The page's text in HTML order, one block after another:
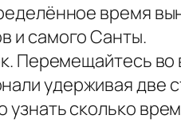
время
и самого Санты.
Перемещайтесь
удерживая две
сколько